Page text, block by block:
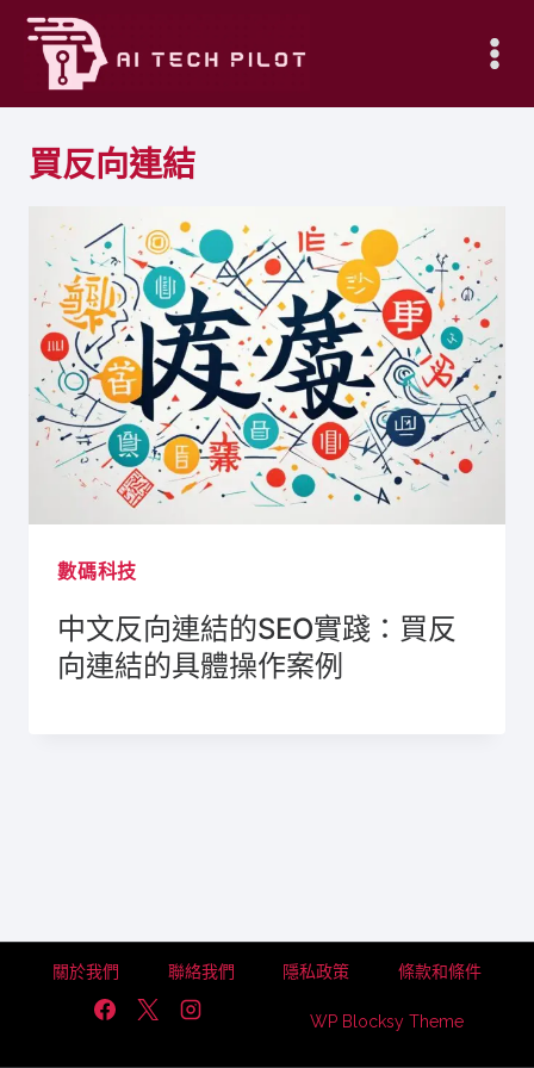
Skip
content
買反向連結
數碼科技
中文反向連結的SEO實踐：買反
向連結的具體操作案例
關於我們 聯絡我們 隱私政策 條款和條件
WP Blocksy Theme